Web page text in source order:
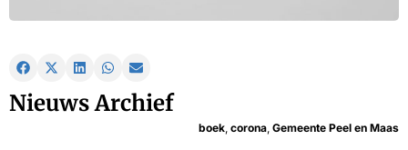
Nieuws Archief
boek, corona, Gemeente Peel en Maas